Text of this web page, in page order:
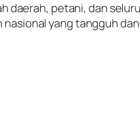
daerah, petani, dan
yang tangguh